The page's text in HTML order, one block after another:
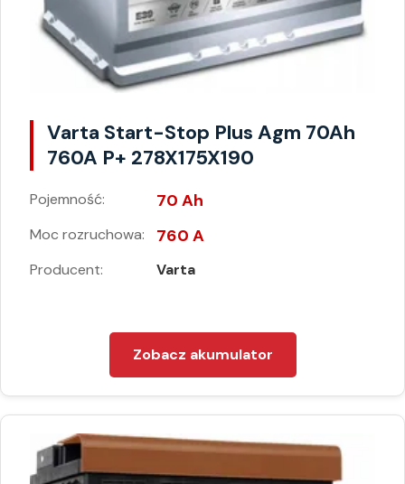
Varta Start-Stop Plus Agm 70Ah
760A P+ 278X175X190
Pojemność: 70 Ah
Moc rozruchowa: 760 A
Producent: Varta
Zobacz akumulator